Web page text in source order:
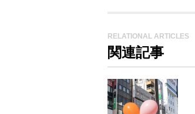
RELATIONAL ARTICLES
関連記事